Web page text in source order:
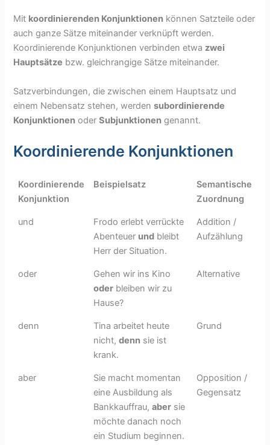
Mit koordinierenden Konjunktionen können Satzteile oder
auch ganze Sätze miteinander verknüpft werden.
Koordinierende Konjunktionen verbinden etwa zwei
Hauptsätze bzw. gleichrangige Sätze miteinander.
Satzverbindungen, die zwischen einem Hauptsatz und
einem Nebensatz stehen, werdensubordinierende
Konjunktionen oderSubjunktionen genannt.
Koordinierende Konjunktionen
Koordinierende
Konjunktion
Beispielsatz
Semantische
Zuordnung
und
Frodo erlebt verrückte
Abenteuer undbleibt
Herr der Situation.
Addition /
Aufzählung
oder
Gehen wir ins Kino
oderbleiben wir zu
Hause?
Alternative
denn
Tina arbeitet heute
nicht, dennsie ist
krank.
Grund
aber
Sie macht momentan
eine Ausbildung als
Bankkauffrau, abersie
möchte danach noch
ein Studium beginnen.
Opposition /
Gegensatz